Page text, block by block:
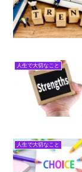
人生で大切なこと
人生で大切なこと